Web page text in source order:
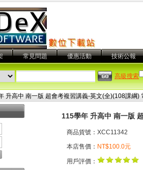
常見問題 優惠活動 技術公報
高級搜索
升高中 南一版 超會考複習講義-英文(全)(108課綱)
115學年 升高中 南一版
商品貨號：XCC11342
本店售價： NT$100.0元
用戶評價：